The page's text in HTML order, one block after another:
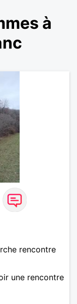
à
rencontre
une rencontre